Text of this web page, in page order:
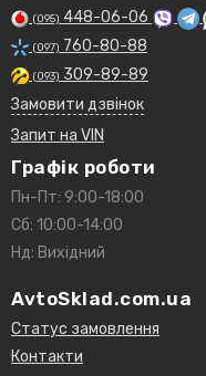
(095) 448-06-06
(097) 760-80-88
(093) 309-89-89
Замовити дзвінок
Запит на VIN
Графік роботи
Пн-Пт: 9:00-18:00
Сб: 10:00-14:00
Нд: Вихідний
AvtoSklad.com.ua
Статус замовлення
Контакти